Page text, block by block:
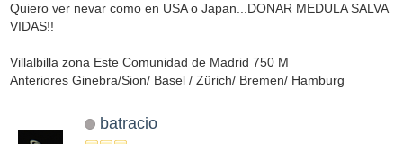
Quiero ver nevar como en USA o Japan...DONAR MEDULA SALVA
VIDAS!!
Villalbilla zona Este Comunidad de Madrid 750 M
Anteriores Ginebra/Sion/ Basel / Zürich/ Bremen/ Hamburg
batracio